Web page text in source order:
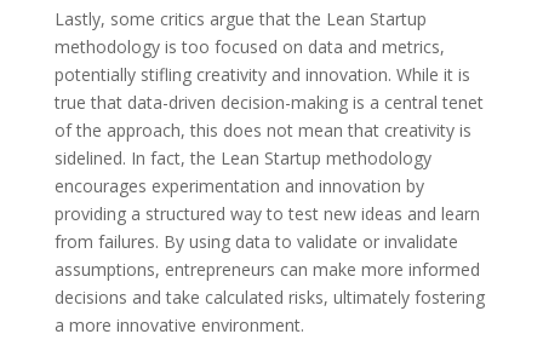
Lastly, some critics argue that the Lean Startup
methodology is too focused on data and metrics,
potentially stifling creativity and innovation. While it is
true that data-driven decision-making is a central tenet
of the approach, this does not mean that creativity is
sidelined. In fact, the Lean Startup methodology
encourages experimentation and innovation by
providing a structured way to test new ideas and learn
from failures. By using data to validate or invalidate
assumptions, entrepreneurs can make more informed
decisions and take calculated risks, ultimately fostering
a more innovative environment.